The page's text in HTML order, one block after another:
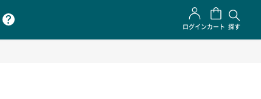
ログインカート 探す